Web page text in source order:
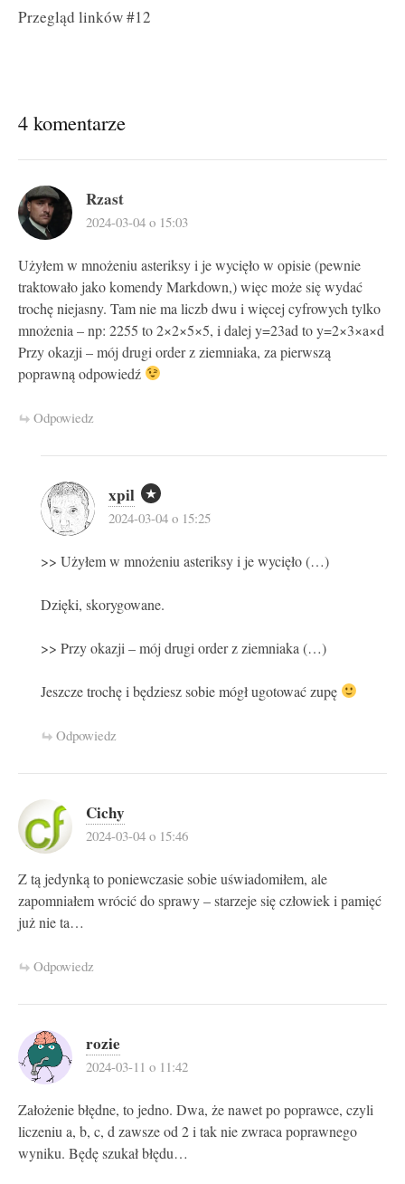
Przegląd linków #12
4 komentarze
Rzast
2024-03-04 o 15:03
Użyłem w mnożeniu asteriksy i je wycięło w opisie (pewnie
traktowało jako komendy Markdown,) więc może się wydać
trochę niejasny. Tam nie ma liczb dwu i więcej cyfrowych tylko
mnożenia – np: 2255 to 2×2×5×5, i dalej y=23ad to y=2×3×a×d
Przy okazji – mój drugi order z ziemniaka, za pierwszą
poprawną odpowiedź
Odpowiedz
xpil
2024-03-04 o 15:25
>> Użyłem w mnożeniu asteriksy i je wycięło (…)
Dzięki, skorygowane.
>> Przy okazji – mój drugi order z ziemniaka (…)
Jeszcze trochę i będziesz sobie mógł ugotować zupę
Odpowiedz
Cichy
2024-03-04 o 15:46
Z tą jedynką to poniewczasie sobie uświadomiłem, ale
zapomniałem wrócić do sprawy – starzeje się człowiek i pamięć
już nie ta…
Odpowiedz
rozie
2024-03-11 o 11:42
Założenie błędne, to jedno. Dwa, że nawet po poprawce, czyli
liczeniu a, b, c, d zawsze od 2 i tak nie zwraca poprawnego
wyniku. Będę szukał błędu…